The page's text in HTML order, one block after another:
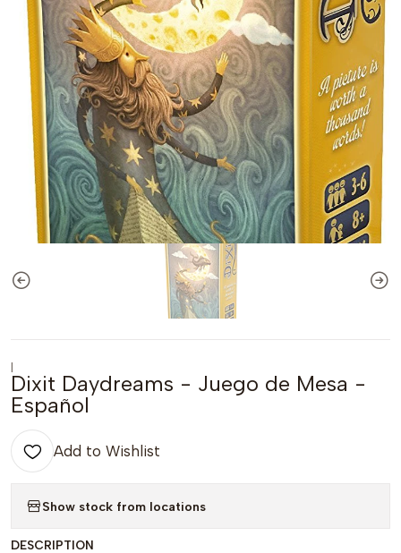
|
Dixit Daydreams - Juego de Mesa -
Español
Add to Wishlist
Show stock from locations
DESCRIPTION